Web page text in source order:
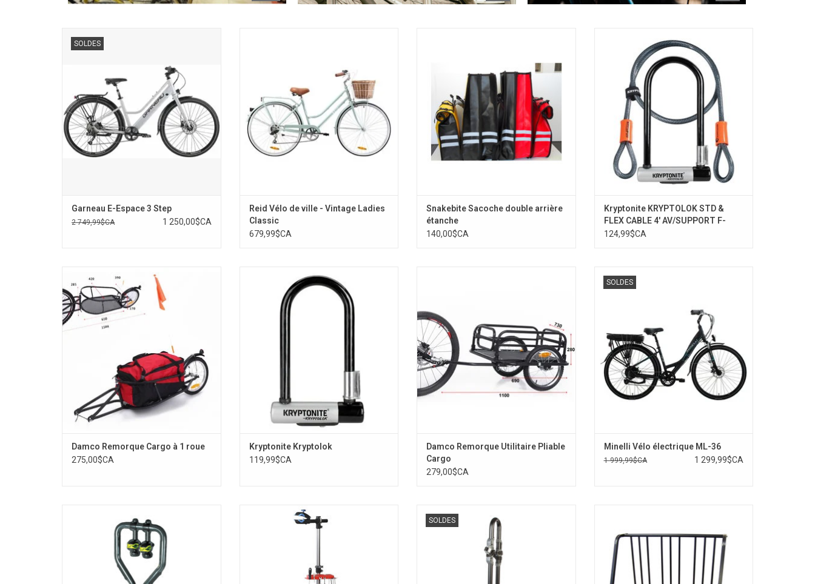
SOLDES
Garneau E-Espace 3 Step
2 749,99$CA 1 250,00$CA
Panier avant en option.
AJOUTER AU PANIER
Reid Vélo de ville - Vintage Ladies
Classic
679,99$CA
Snakebite Sacoche double arrière
étanche
140,00$CA
AJOUTER AU PANIER
Kryptonite KRYPTOLOK STD &
FLEX CABLE 4' AV/SUPPORT F-
FRAME
124,99$CA
Damco Remorque Cargo à 1 roue
AJOUTER AU PANIER
Damco Remorque Cargo à 1 roue
275,00$CA
AJOUTER AU PANIER
Kryptonite Kryptolok
119,99$CA
Damco Remorque Utilitaire Pliable
Cargo
279,00$CA
SOLDES
Minelli Vélo électrique ML-36
1 999,99$CA 1 299,99$CA
Électriques)
AJOUTER AU PANIER
Damco Pied de réparation Portable
AJOUTER AU PANIER
SOLDES
AJOUTER AU PANIER